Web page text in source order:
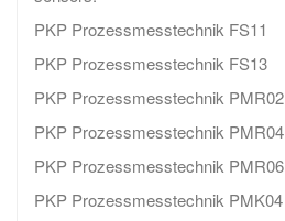
PKP Prozessmesstechnik FS11
PKP Prozessmesstechnik FS13
PKP Prozessmesstechnik PMR02
PKP Prozessmesstechnik PMR04
PKP Prozessmesstechnik PMR06
PKP Prozessmesstechnik PMK04